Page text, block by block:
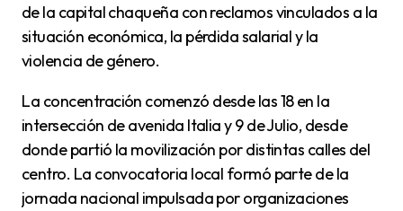
de la capital chaqueña con reclamos vinculados a la
situación económica, la pérdida salarial y la
violencia de género.
La concentración comenzó desde las 18 en la
intersección de avenida Italia y 9 de Julio, desde
donde partió la movilización por distintas calles del
centro. La convocatoria local formó parte de la
jornada nacional impulsada por organizaciones